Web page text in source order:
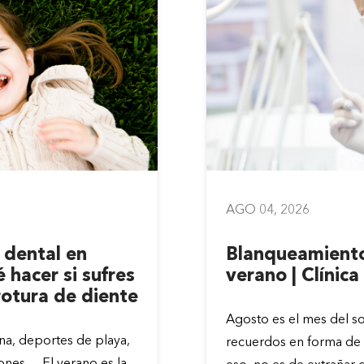
dental en
hacer si sufres
de diente
deportes de playa,
AGO 04, 2026
verano | Clínica
Agosto es el mes del
recuerdos en forma